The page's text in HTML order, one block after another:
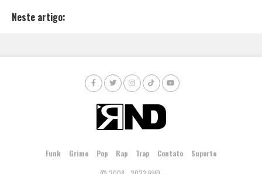
Neste artigo:
Funk Grime Pop Rap Trap Contato
Suporte